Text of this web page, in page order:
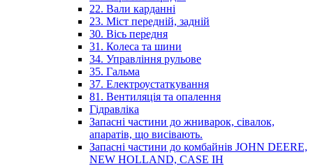
22. Вали карданні
23. Міст передній, задній
30. Вісь передня
31. Колеса та шини
34. Управління рульове
35. Гальма
37. Електроустаткування
81. Вентиляція та опалення
Гідравліка
Запасні частини до жниварок, сівалок,
апаратів, що висівають.
Запасні частини до комбайнів JOHN DEERE,
NEW HOLLAND, CASE IH